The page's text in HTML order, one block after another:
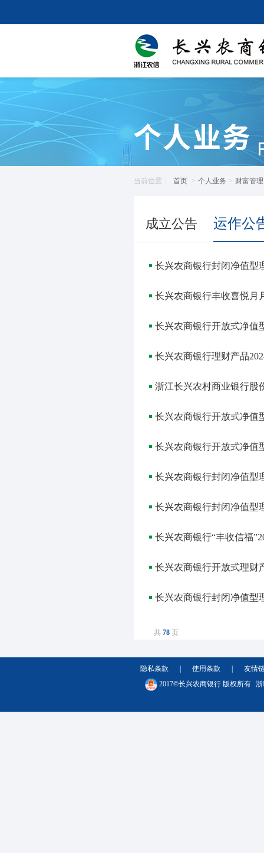
当前位置： 首页 > 个人业务 > 财富管理
成立公告 运作公
长兴农商银行封闭净值型
长兴农商银行丰收喜悦月
长兴农商银行开放式净值
长兴农商银行理财产品
浙江长兴农村商业银行股
长兴农商银行开放式净值
长兴农商银行开放式净值
长兴农商银行封闭净值型
长兴农商银行封闭净值型
长兴农商银行“丰收信福
长兴农商银行开放式理财
长兴农商银行封闭净值型
共 78 页
隐私条款 使用条款
友情
2017©长兴农商银行 版权所有 浙